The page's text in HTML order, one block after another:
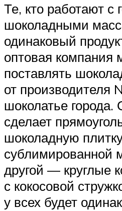
Те, кто работают с
шоколадными
одинаковый
оптовая компания
поставлять
от производителя
шоколатье
сделает
шоколадную
сублимированной
другой — круглые
с кокосовой
у всех будет